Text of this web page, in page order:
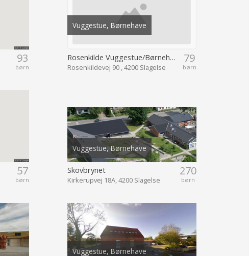
93
børn
Vuggestue, Børnehave
79
børn
Rosenkilde Vuggestue/Børnehave
Rosenkildevej 90 , 4200 Slagelse
57
børn
Vuggestue, Børnehave
270
børn
Skovbrynet
Kirkerupvej 18A, 4200 Slagelse
Vuggestue, Børnehave